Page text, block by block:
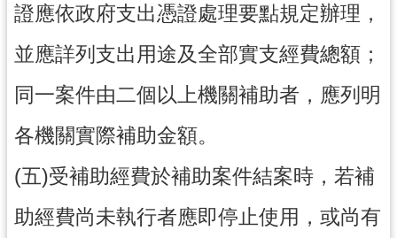
證應依政府支出憑證處理要點規定辦理，
並應詳列支出用途及全部實支經費總額；
同一案件由二個以上機關補助者，應列明
各機關實際補助金額。
(五)受補助經費於補助案件結案時，若補
助經費尚未執行者應即停止使用，或尚有